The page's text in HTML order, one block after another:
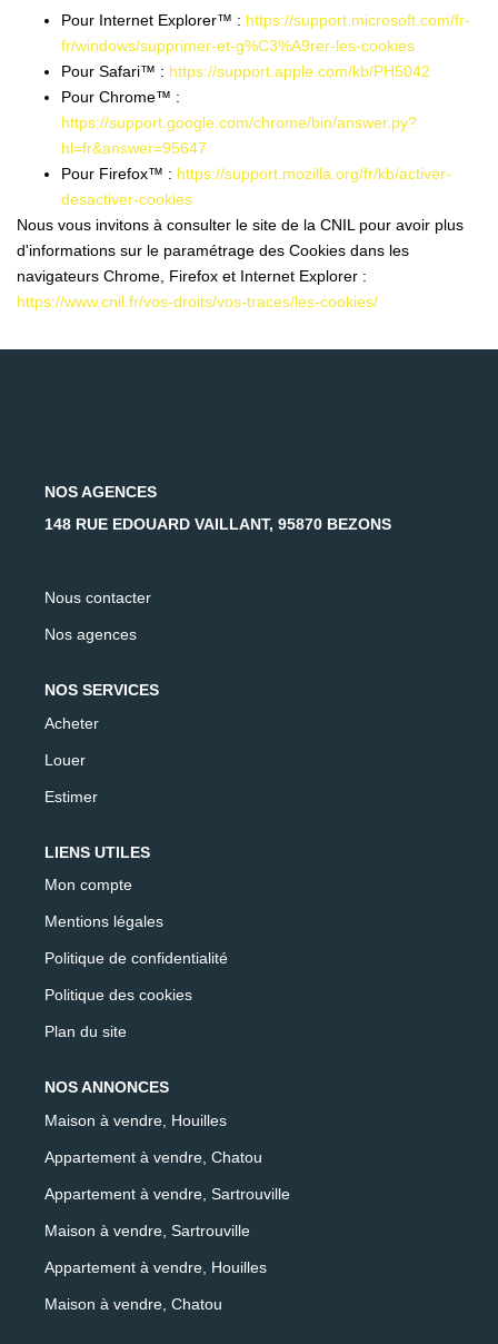
Pour Internet Explorer™ : https://support.microsoft.com/fr-
fr/windows/supprimer-et-g%C3%A9rer-les-cookies
Pour Safari™ : https://support.apple.com/kb/PH5042
Pour Chrome™ :
https://support.google.com/chrome/bin/answer.py?
hl=fr&answer=95647
Pour Firefox™ : https://support.mozilla.org/fr/kb/activer-
desactiver-cookies
Nous vous invitons à consulter le site de la CNIL pour avoir plus
d'informations sur le paramétrage des Cookies dans les
navigateurs Chrome, Firefox et Internet Explorer :
https://www.cnil.fr/vos-droits/vos-traces/les-cookies/
NOS AGENCES
148 RUE EDOUARD VAILLANT, 95870 BEZONS
Nous contacter
Nos agences
NOS SERVICES
Acheter
Louer
Estimer
LIENS UTILES
Mon compte
Mentions légales
Politique de confidentialité
Politique des cookies
Plan du site
NOS ANNONCES
Maison à vendre, Houilles
Appartement à vendre, Chatou
Appartement à vendre, Sartrouville
Maison à vendre, Sartrouville
Appartement à vendre, Houilles
Maison à vendre, Chatou